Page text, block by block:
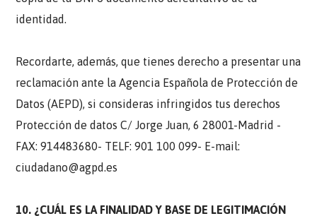
identidad.
Recordarte, además, que tienes derecho a presentar una
reclamación ante la Agencia Española de Protección de
Datos (AEPD), si consideras infringidos tus derechos
Protección de datos C/ Jorge Juan, 6 28001-Madrid -
FAX: 914483680- TELF: 901 100 099- E-mail:
ciudadano@agpd.es
10. ¿CUÁL ES LA FINALIDAD Y BASE DE LEGITIMACIÓN